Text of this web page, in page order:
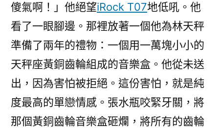
傻氣啊！」他絕望iRock T07地低吼。他
看了一眼腳邊。那裡放著一個他為林天秤
準備了兩年的禮物：一個用一萬塊小小的
天秤座黃銅齒輪組成的音樂盒。他從未送
出，因為害怕被拒絕。這份害怕，就是純
度最高的單戀情感。張水瓶咬緊牙關，將
那個黃銅齒輪音樂盒砸爛，將所有的齒輪